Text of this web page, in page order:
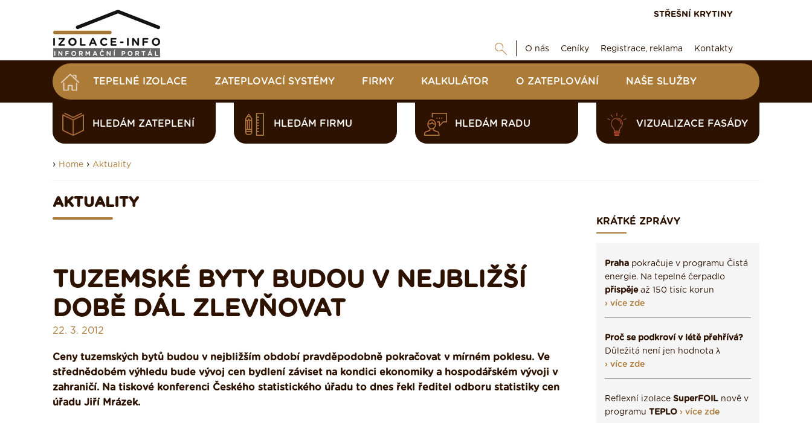
STŘEŠNÍ KRYTINY
O nás Ceníky Registrace, reklama Kontakty
TEPELNÉ IZOLACE ZATEPLOVACÍ SYSTÉMY FIRMY KALKULÁTOR O ZATEPLOVÁNÍ NAŠE SLUŽBY
HLEDÁM ZATEPLENÍ HLEDÁM FIRMU HLEDÁM RADU VIZUALIZACE FASÁDY
› Home › Aktuality
AKTUALITY
TUZEMSKÉ BYTY BUDOU V NEJBLIŽŠÍ
DOBĚ DÁL ZLEVŇOVAT
22. 3. 2012
Ceny tuzemských bytů budou v nejbližším období pravděpodobně pokračovat v mírném poklesu. Ve
střednědobém výhledu bude vývoj cen bydlení záviset na kondici ekonomiky a hospodářském vývoji v
zahraničí. Na tiskové konferenci Českého statistického úřadu to dnes řekl ředitel odboru statistiky cen
úřadu Jiří Mrázek.
KRÁTKÉ ZPRÁVY
Praha pokračuje v programu Čistá
energie. Na tepelné čerpadlo
přispějeaž 150 tisíc korun
› více zde
Proč se podkroví v létě přehřívá?
Důležitá není jen hodnota λ
› více zde
Reflexní izolace SuperFOIL nově v
programu TEPLO › více zde